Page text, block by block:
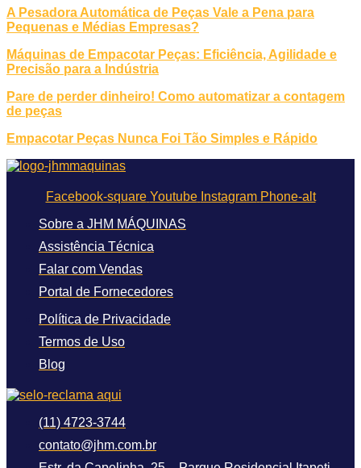
A Pesadora Automática de Peças Vale a Pena para
Pequenas e Médias Empresas?
Máquinas de Empacotar Peças: Eficiência, Agilidade e
Precisão para a Indústria
Pare de perder dinheiro! Como automatizar a contagem
de peças
Empacotar Peças Nunca Foi Tão Simples e Rápido
Facebook-square Youtube Instagram Phone-alt
Sobre a JHM MÁQUINAS
Assistência Técnica
Falar com Vendas
Portal de Fornecedores
Política de Privacidade
Termos de Uso
Blog
(11) 4723-3744
contato@jhm.com.br